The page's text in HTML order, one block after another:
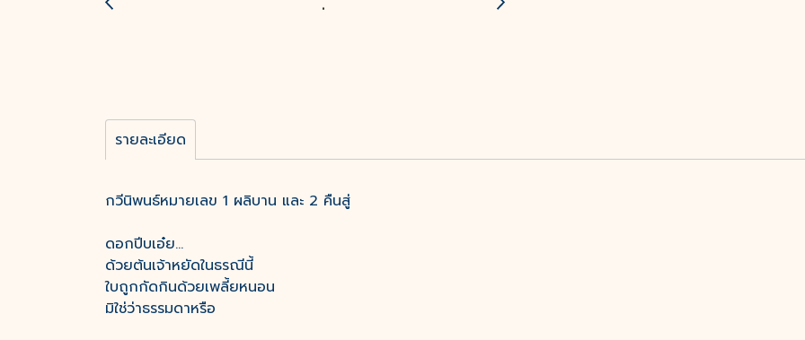
รายละเอียด
กวีนิพนธ์หมายเลข 1 ผลิบาน และ 2 คืนสู่
ดอกปีบเอ๋ย...
ด้วยต้นเจ้าหยัดในธรณีนี้
ใบถูกกัดกินด้วยเพลี้ยหนอน
มิใช่ว่าธรรมดาหรือ